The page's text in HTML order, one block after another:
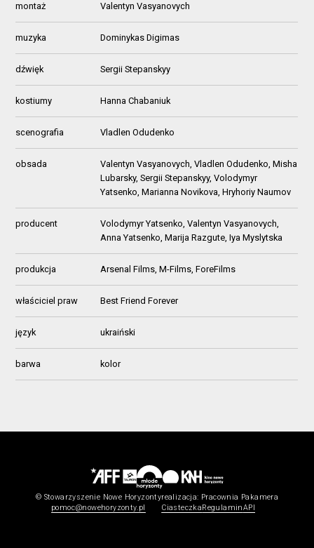
montaż Valentyn Vasyanovych
muzyka Dominykas Digimas
dźwięk Sergii Stepanskyy
kostiumy Hanna Chabaniuk
scenografia Vladlen Odudenko
obsada
Valentyn Vasyanovych, Vladlen Odudenko, Misha
Lubarsky, Sergii Stepanskyy, Volodymyr
Yatsenko, Marianna Novikova, Hryhoriy Naumov
producent
Volodymyr Yatsenko, Valentyn Vasyanovych,
Anna Yatsenko, Marija Razgute, Iya Myslytska
produkcja Arsenal Films, M-Films, ForeFilms
właściciel praw Best Friend Forever
język ukraiński
barwa kolor
© Stowarzyszenie Nowe Horyzonty
pomoc@nowehoryzonty.pl
realizacja: Pracownia Pakamera
CiasteczkaRegulaminAPI